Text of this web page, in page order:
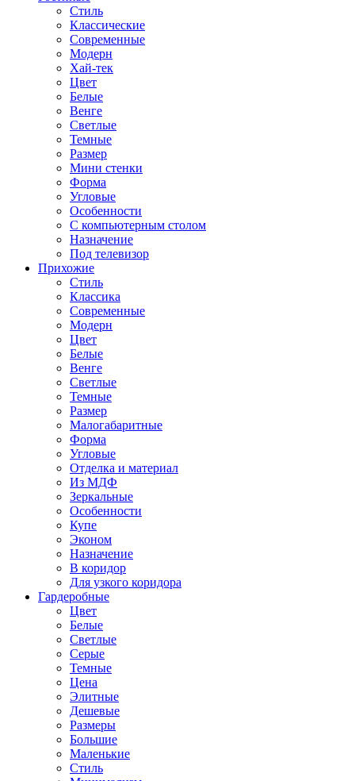
Стиль
Классические
Современные
Модерн
Хай-тек
Цвет
Белые
Венге
Светлые
Темные
Размер
Мини стенки
Форма
Угловые
Особенности
С компьютерным столом
Назначение
Под телевизор
Прихожие
Стиль
Классика
Современные
Модерн
Цвет
Белые
Венге
Светлые
Темные
Размер
Малогабаритные
Форма
Угловые
Отделка и материал
Из МДФ
Зеркальные
Особенности
Купе
Эконом
Назначение
В коридор
Для узкого коридора
Гардеробные
Цвет
Белые
Светлые
Серые
Темные
Цена
Элитные
Дешевые
Размеры
Большие
Маленькие
Стиль